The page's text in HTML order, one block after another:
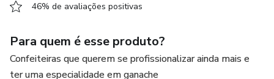
46% de avaliações positivas
Para quem é esse produto?
Confeiteiras que querem se profissionalizar ainda mais e
ter uma especialidade em ganache